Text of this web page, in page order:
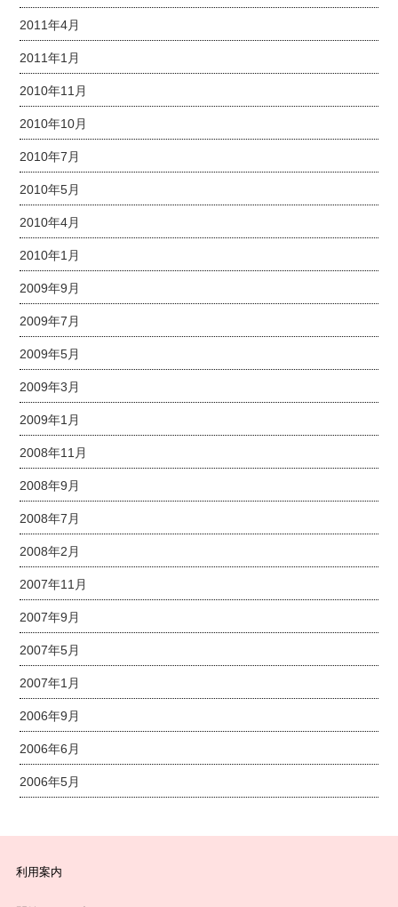
2011年4月
2011年1月
2010年11月
2010年10月
2010年7月
2010年5月
2010年4月
2010年1月
2009年9月
2009年7月
2009年5月
2009年3月
2009年1月
2008年11月
2008年9月
2008年7月
2008年2月
2007年11月
2007年9月
2007年5月
2007年1月
2006年9月
2006年6月
2006年5月
利用案内